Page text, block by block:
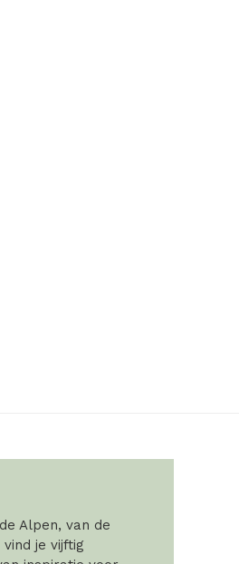
Alpen, van de
vind je vijftig